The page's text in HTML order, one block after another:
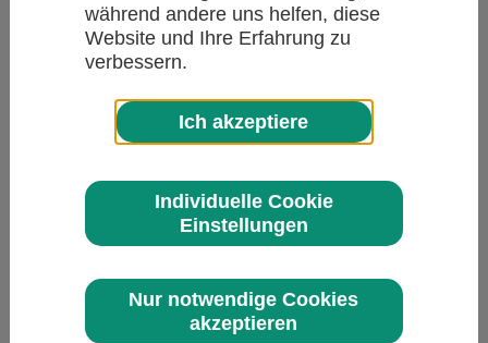
während andere uns helfen, diese
Website und Ihre Erfahrung zu
verbessern.
Ich akzeptiere
Individuelle Cookie
Einstellungen
Nur notwendige Cookies
akzeptieren
Themenplan
Serviceangebot
603 Zeichen / 0 Zeichen